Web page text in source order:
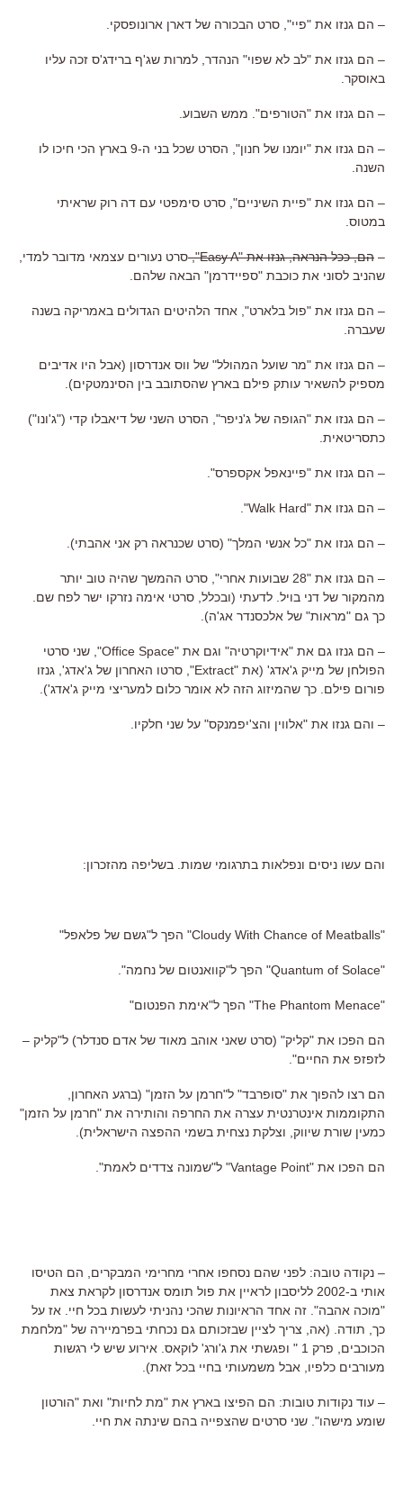
– הם גנזו את "פיי", סרט הבכורה של דארן ארונופסקי.
– הם גנזו את "לב לא שפוי" הנהדר, למרות שג'ף ברידג'ס זכה עליו
באוסקר.
– הם גנזו את "הטורפים". ממש השבוע.
– הם גנזו את "יומנו של חנון", הסרט שכל בני ה-9 בארץ הכי חיכו לו
השנה.
– הם גנזו את "פיית השיניים", סרט סימפטי עם דה רוק שראיתי
במטוס.
– הם, ככל הנראה, גנזו את "Easy A",
סרט נעורים עצמאי מדובר למדי,
שהניב לסוני את כוכבת "ספיידרמן" הבאה שלהם.
– הם גנזו את "פול בלארט", אחד הלהיטים הגדולים באמריקה בשנה
שעברה.
– הם גנזו את "מר שועל המהולל" של ווס אנדרסון (אבל היו אדיבים
מספיק להשאיר עותק פילם בארץ שהסתובב בין הסינמטקים).
– הם גנזו את "הגופה של ג'ניפר", הסרט השני של דיאבלו קדי ("ג'ונו")
כתסריטאית.
– הם גנזו את "פיינאפל אקספרס".
– הם גנזו את "Walk Hard".
– הם גנזו את "כל אנשי המלך" (סרט שכנראה רק אני אהבתי).
– הם גנזו את "28 שבועות אחרי", סרט ההמשך שהיה טוב יותר
מהמקור של דני בויל. לדעתי (ובכלל, סרטי אימה נזרקו ישר לפח שם.
כך גם "מראות" של אלכסנדר אג'ה).
– הם גנזו גם את "אידיוקרטיה" וגם את "Office Space", שני סרטי
הפולחן של מייק ג'אדג' (את "Extract", סרטו האחרון של ג'אדג', גנזו
פורום פילם. כך שהמיזוג הזה לא אומר כלום למעריצי מייק ג'אדג').
– והם גנזו את "אלווין והצ'יפמנקס" על שני חלקיו.
והם עשו ניסים ונפלאות בתרגומי שמות. בשליפה מהזכרון:
"Cloudy With Chance of Meatballs" הפך ל"גשם של פלאפל"
"Quantum of Solace" הפך ל"קוואנטום של נחמה".
"The Phantom Menace" הפך ל"אימת הפנטום"
הם הפכו את "קליק" (סרט שאני אוהב מאוד של אדם סנדלר) ל"קליק –
לזפזפ את החיים".
הם רצו להפוך את "סופרבד" ל"חרמן על הזמן" (ברגע האחרון,
התקוממות אינטרנטית עצרה את החרפה והותירה את "חרמן על הזמן"
כמעין שורת שיווק, וצלקת נצחית בשמי ההפצה הישראלית).
הם הפכו את "Vantage Point" ל"שמונה צדדים לאמת".
– נקודה טובה: לפני שהם נסחפו אחרי מחרימי המבקרים, הם הטיסו
אותי ב-2002 לליסבון לראיין את פול תומס אנדרסון לקראת צאת
"מוכה אהבה". זה אחד הראיונות שהכי נהניתי לעשות בכל חיי. אז על
כך, תודה. (אה, צריך לציין שבזכותם גם נכחתי בפרמיירה של "מלחמת
הכוכבים, פרק 1 " ופגשתי את ג'ורג' לוקאס. אירוע שיש לי רגשות
מעורבים כלפיו, אבל משמעותי בחיי בכל זאת).
– עוד נקודות טובות: הם הפיצו בארץ את "מת לחיות" ואת "הורטון
שומע מישהו". שני סרטים שהצפייה בהם שינתה את חיי.